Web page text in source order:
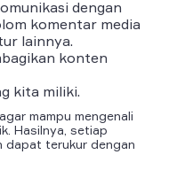
dengan
komentar media
lainnya.
konten
kita miliki.
mampu mengenali
Hasilnya, setiap
dapat terukur dengan